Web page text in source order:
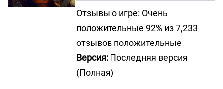
Отзывы о игре: Очень
положительные 92% из 7,233
отзывов положительные
Версия: Последняя версия
(Полная)